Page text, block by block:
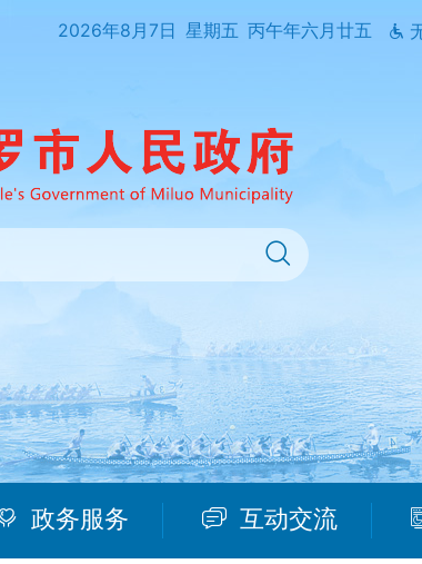
2026年8月7日 星期五 丙午年六月廿五
政务服务 互动交流